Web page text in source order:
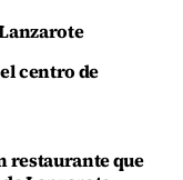
centro de
restaurante que